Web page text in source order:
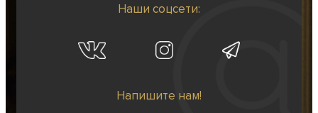
Наши соцсети:
Напишите нам!